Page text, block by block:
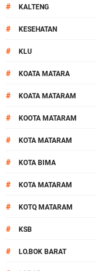
# KALTENG
# KESEHATAN
# KLU
# KOATA MATARA
# KOATA MATARAM
# KOOTA MATARAM
# KOTA MATARAM
# KOTA BIMA
# KOTA MATARAM
# KOTQ MATARAM
# KSB
# LO.BOK BARAT